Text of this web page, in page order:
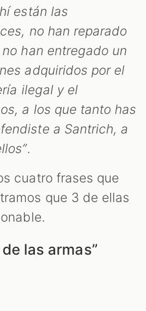
están las
no han reparado
han entregado un
adquiridos por el
ilegal y el
a los que tanto has
a Santrich, a
.
cuatro frases que
que 3 de ellas
las armas”